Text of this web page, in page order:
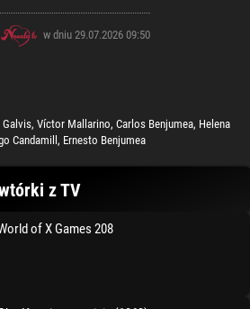
w dniu 29.07.2026 09:50
Galvis, Víctor Mallarino, Carlos Benjumea, Helena
Candamill, Ernesto Benjumea
z TV
of X Games 208